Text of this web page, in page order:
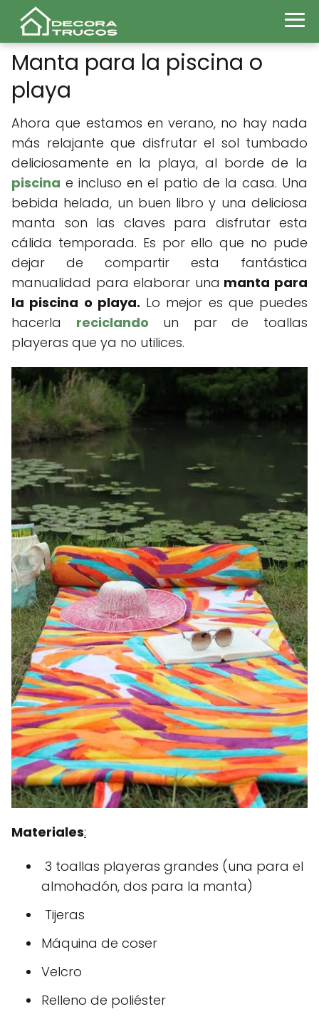
Manta para la piscina o
playa
Ahora que estamos en verano, no hay nada
más relajante que disfrutar el sol tumbado
deliciosamente en la playa, al borde de la
piscina e incluso en el patio de la casa. Una
bebida helada, un buen libro y una deliciosa
manta son las claves para disfrutar esta
cálida temporada. Es por ello que no pude
dejar de compartir esta fantástica
manualidad para elaborar una manta para
la piscina o playa. Lo mejor es que puedes
hacerla reciclando un par de toallas
playeras que ya no utilices.
Materiales:
3 toallas playeras grandes (una para el
almohadón, dos para la manta)
Tijeras
Máquina de coser
Velcro
Relleno de poliéster